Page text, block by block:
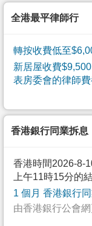
全港最平律師行
轉按收費低至
新居屋收費$9,500
表房委會的律師
香港銀行同業拆息
香港時間2026-8-
上午11時15分的
1 個月 香港銀行
由香港銀行公會